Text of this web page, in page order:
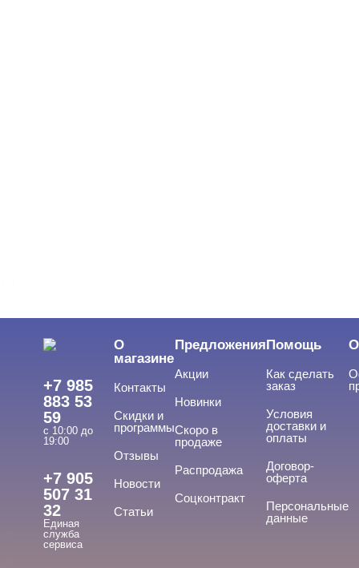
Cвернуть
Для маникюра
+7 985
883 53
59
с 10:00 до
19:00
+7 905
507 31
32
Единая
служба
сервиса
О
магазине
Контакты
Скидки и
программы
Отзывы
Новости
Статьи
Предложения
Акции
Новинки
Скоро в
продаже
Распродажа
Соцконтракт
Помощь
Как сделать
заказ
Условия
доставки и
оплаты
Договор-
оферта
Персональные
данные